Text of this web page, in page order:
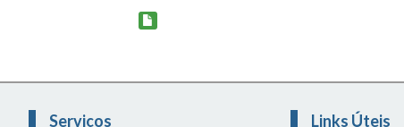
Serviços Links Úteis